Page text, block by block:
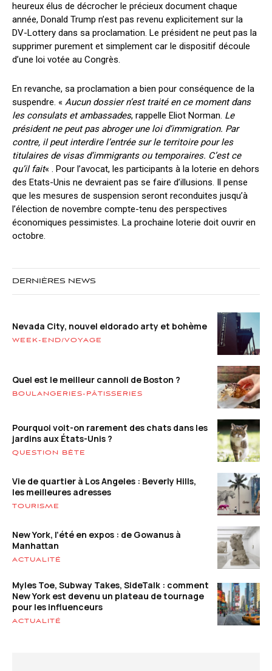
heureux élus de décrocher le précieux document chaque
année, Donald Trump n’est pas revenu explicitement sur la
DV-Lottery dans sa proclamation. Le président ne peut pas la
supprimer purement et simplement car le dispositif découle
d’une loi votée au Congrès.
En revanche, sa proclamation a bien pour conséquence de la
suspendre. « Aucun dossier n’est traité en ce moment dans
les consulats et ambassades, rappelle Eliot Norman. Le
président ne peut pas abroger une loi d’immigration. Par
contre, il peut interdire l’entrée sur le territoire pour les
titulaires de visas d’immigrants ou temporaires. C’est ce
qu’il fait« . Pour l’avocat, les participants à la loterie en dehors
des Etats-Unis ne devraient pas se faire d’illusions. Il pense
que les mesures de suspension seront reconduites jusqu’à
l’élection de novembre compte-tenu des perspectives
économiques pessimistes. La prochaine loterie doit ouvrir en
octobre.
DERNIÈRES NEWS
Nevada City, nouvel eldorado arty et bohème
WEEK-END/VOYAGE
Quel est le meilleur cannoli de Boston ?
BOULANGERIES-PÂTISSERIES
Pourquoi voit-on rarement des chats dans les
jardins aux États-Unis ?
QUESTION BÊTE
Vie de quartier à Los Angeles : Beverly Hills,
les meilleures adresses
TOURISME
New York, l’été en expos : de Gowanus à
Manhattan
ACTUALITÉ
Myles Toe, Subway Takes, SideTalk : comment
New York est devenu un plateau de tournage
pour les influenceurs
ACTUALITÉ